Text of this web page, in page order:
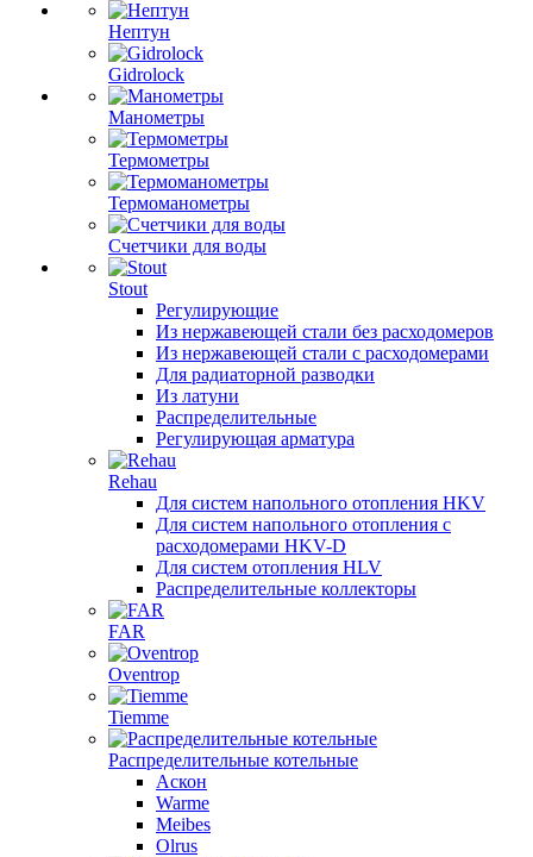
Нептун
Gidrolock
Манометры
Термометры
Термоманометры
Счетчики для воды
Stout
Регулирующие
Из нержавеющей стали без расходомеров
Из нержавеющей стали с расходомерами
Для радиаторной разводки
Из латуни
Распределительные
Регулирующая арматура
Rehau
Для систем напольного отопления HKV
Для систем напольного отопления с
расходомерами HKV-D
Для систем отопления HLV
Распределительные коллекторы
FAR
Oventrop
Tiemme
Распределительные котельные
Аскон
Warme
Meibes
Olrus